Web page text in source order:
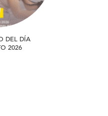
DEL DÍA
2026